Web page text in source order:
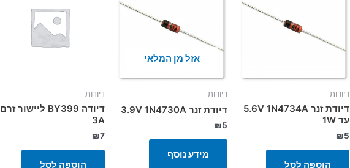
דיודות
דיודת זנר 5.6V 1N4734A
עד 1W
₪5
הוספה לסל
אזל מן המלאי
דיודות
דיודת זנר 3.9V 1N4730A
₪5
מידע נוסף
דיודות
דיודה BY399 ליישור זרם
3A
₪7
הוספה לסל